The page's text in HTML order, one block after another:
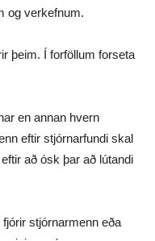
og verkefnum.
þeim. Í forföllum forseta
en annan hvern
eftir stjórnarfundi skal
að ósk þar að lútandi
stjórnarmenn eða